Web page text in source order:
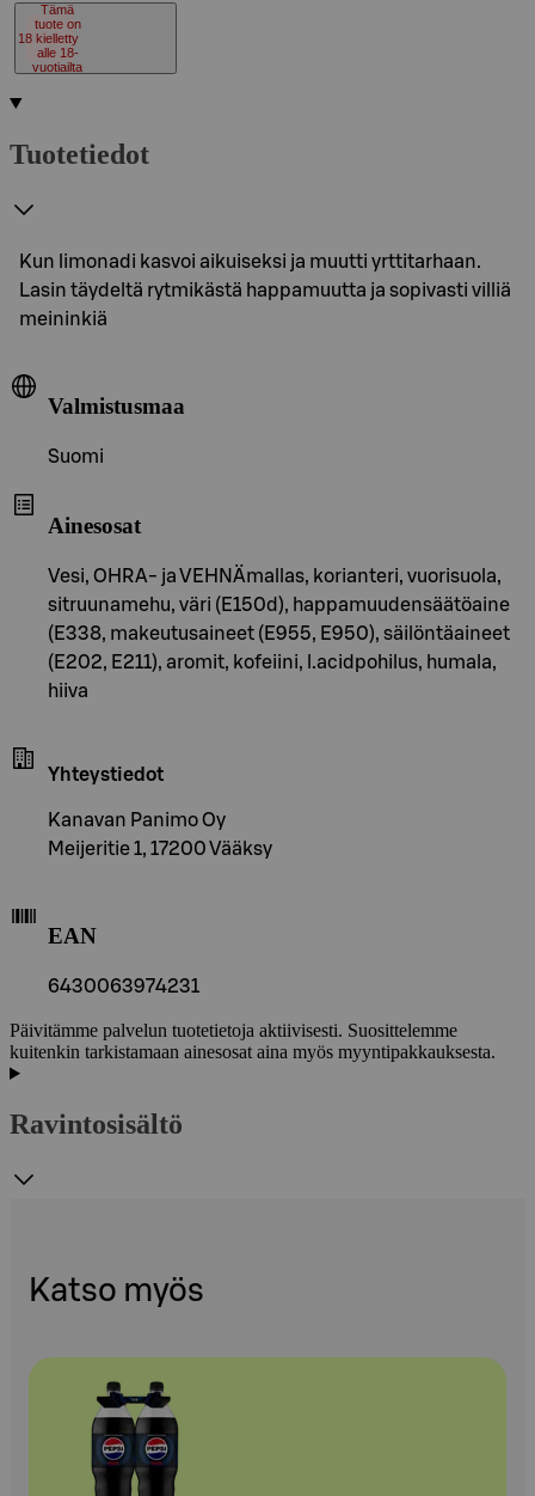
18
Tämä
tuote on
kielletty
alle 18-
vuotiailta
Tuotetiedot
Kun limonadi kasvoi aikuiseksi ja muutti yrttitarhaan.
Lasin täydeltä rytmikästä happamuutta ja sopivasti villiä
meininkiä
Valmistusmaa
Suomi
Ainesosat
Vesi, OHRA- ja VEHNÄmallas, korianteri, vuorisuola,
sitruunamehu, väri (E150d), happamuudensäätöaine
(E338, makeutusaineet (E955, E950), säilöntäaineet
(E202, E211), aromit, kofeiini, l.acidpohilus, humala,
hiiva
Yhteystiedot
Kanavan Panimo Oy
Meijeritie 1, 17200 Vääksy
EAN
6430063974231
Päivitämme palvelun tuotetietoja aktiivisesti. Suosittelemme
kuitenkin tarkistamaan ainesosat aina myös myyntipakkauksesta.
Ravintosisältö
Katso myös